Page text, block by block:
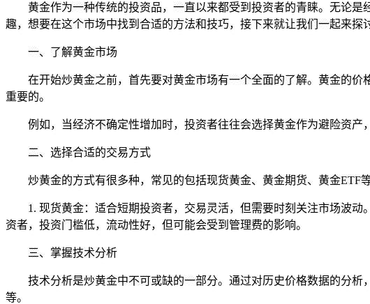
黄金作为一种传统的投资品，一直以来都受到投资者的青睐。无论
趣，想要在这个市场中找到合适的方法和技巧，接下来就让我们一起来探
一、了解黄金市场
在开始炒黄金之前，首先要对黄金市场有一个全面的了解。黄金的
重要的。
例如，当经济不确定性增加时，投资者往往会选择黄金作为避险资
二、选择合适的交易方式
炒黄金的方式有很多种，常见的包括现货黄金、黄金期货、黄金ETF
1. 现货黄金：适合短期投资者，交易灵活，但需要时刻关注市场波
资者，投资门槛低，流动性好，但可能会受到管理费的影响。
三、掌握技术分析
技术分析是炒黄金中不可或缺的一部分。通过对历史价格数据的分
等。